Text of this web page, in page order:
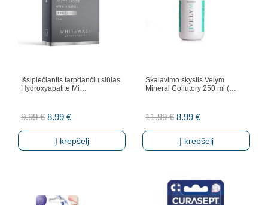
Išsiplečiantis tarpdančių siūlas
Hydroxyapatite Mi…
9.99€ Original
price
was:
8.99 €Current
price
is:
Į krepšelį
Skalavimo skystis Velym
Mineral Collutory 250 ml (…
11.99€ Original
price
was:
8.99 €Current
price
is:
Į krepšelį